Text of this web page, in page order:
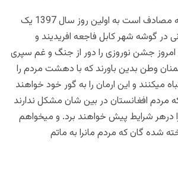
متاسفانه امروز هم که مصادف است به اولین روز سال 1397 یک
در گوشه شهر کابل فاجعه افریدیند و
امروز جشن نوروزی را دور از جنگ و غم سپری
وطن بدین باورند که با دهشت مردم را
و این ارمان را به گور خود خواهند
مردم افغانستان در بین شان مشکل ندارند
درهر شرایط پیش خواهند برد. و میخواهم
شده گان که مردم مانرا به ماتم